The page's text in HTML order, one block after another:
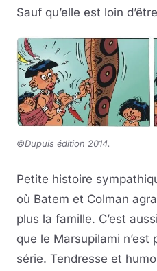
Sauf qu’elle est loin
©Dupuis édition 2014.
Petite histoire
où Batem et Colman
plus la famille. C’est
que le Marsupilami n’est
série. Tendresse et